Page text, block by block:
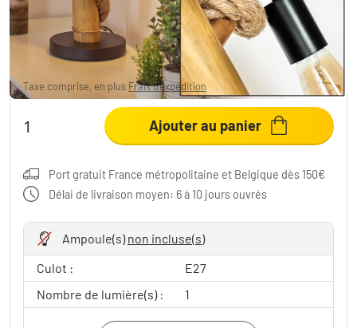
-9% 90,99 €
Vous économisez 9,00 € PVC: 99,99 €
Taxe comprise, en plus Frais d'expédition
Ajouter au panier
Port gratuit France métropolitaine et Belgique dès 150€
Délai de livraison moyen: 6 à 10 jours ouvrés
Ampoule(s)non incluse(s)
Culot :
E27
Nombre de lumière(s) :
1